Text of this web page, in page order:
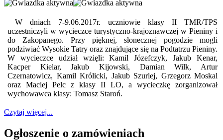
W dniach 7-9.06.2017r. uczniowie klasy II TMR/TPS
uczestniczyli w wycieczce turystyczno-krajoznawczej w Pieniny i
do Zakopanego. Przy pięknej, słonecznej pogodzie mogli
podziwiać Wysokie Tatry oraz znajdujące się na Podtatrzu Pieniny.
W wycieczce udział wzięli: Kamil Józefczyk, Jakub Kenar,
Kacper Kielar, Jakub Kijowski, Damian Wilk, Artur
Czernatowicz, Kamil Królicki, Jakub Szurlej, Grzegorz Moskal
oraz Maciej Pelc z klasy II LO, a wycieczkę zorganizował
wychowawca klasy: Tomasz Staroń.
Czytaj więcej...
Ogłoszenie o zamówieniach